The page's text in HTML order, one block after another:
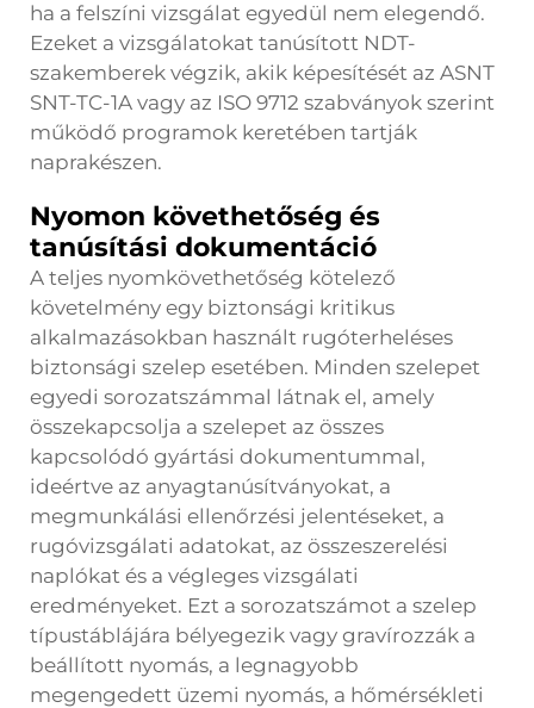
ha a felszíni vizsgálat egyedül nem elegendő.
Ezeket a vizsgálatokat tanúsított NDT-
szakemberek végzik, akik képesítését az ASNT
SNT-TC-1A vagy az ISO 9712 szabványok szerint
működő programok keretében tartják
naprakészen.
Nyomon követhetőség és
tanúsítási dokumentáció
A teljes nyomkövethetőség kötelező
követelmény egy biztonsági kritikus
alkalmazásokban használt rugóterheléses
biztonsági szelep esetében. Minden szelepet
egyedi sorozatszámmal látnak el, amely
összekapcsolja a szelepet az összes
kapcsolódó gyártási dokumentummal,
ideértve az anyagtanúsítványokat, a
megmunkálási ellenőrzési jelentéseket, a
rugóvizsgálati adatokat, az összeszerelési
naplókat és a végleges vizsgálati
eredményeket. Ezt a sorozatszámot a szelep
típustáblájára bélyegezik vagy gravírozzák a
beállított nyomás, a legnagyobb
megengedett üzemi nyomás, a hőmérsékleti